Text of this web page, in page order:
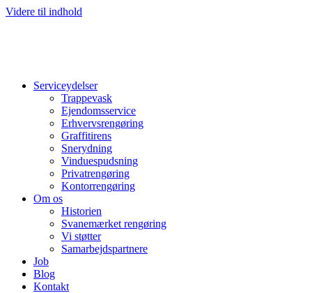
Videre til indhold
Serviceydelser
Trappevask
Ejendomsservice
Erhvervsrengøring
Graffitirens
Snerydning
Vinduespudsning
Privatrengøring
Kontorrengøring
Om os
Historien
Svanemærket rengøring
Vi støtter
Samarbejdspartnere
Job
Blog
Kontakt